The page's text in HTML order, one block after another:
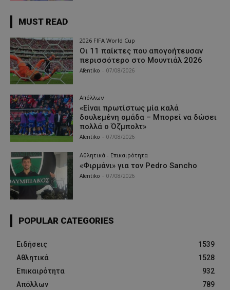
MUST READ
2026 FIFA World Cup
Οι 11 παίκτες που απογοήτευσαν
περισσότερο στο Μουντιάλ 2026
Afentiko 07/08/2026
Απόλλων
«Είναι πρωτίστως μία καλά
δουλεμένη ομάδα – Μπορεί να δώσει
πολλά ο Όζμπολτ»
Afentiko 07/08/2026
Αθλητικά - Επικαιρότητα
«Φιρμάνι» για τον Pedro Sancho
Afentiko 07/08/2026
POPULAR CATEGORIES
Ειδήσεις
1539
Αθλητικά
1528
Επικαιρότητα
932
Απόλλων
789